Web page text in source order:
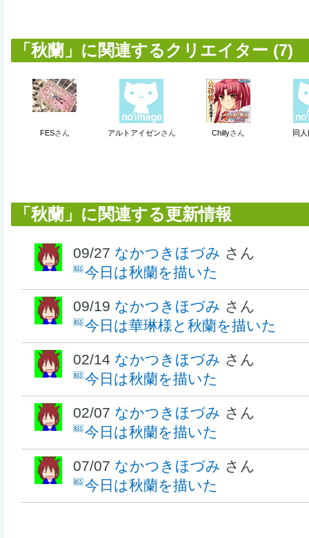
「秋蘭」に関連するクリエイター (7)
FESさん アルトアイゼンさん Chillyさん 同
「秋蘭」に関連する更新情報
09/27 なかつきほづみ さん
今日は秋蘭を描いた
09/19 なかつきほづみ さん
今日は華琳様と秋蘭を描いた
02/14 なかつきほづみ さん
今日は秋蘭を描いた
02/07 なかつきほづみ さん
今日は秋蘭を描いた
07/07 なかつきほづみ さん
今日は秋蘭を描いた